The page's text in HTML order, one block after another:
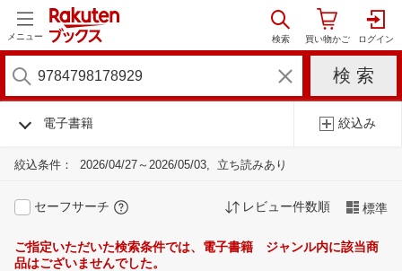
メニュー
電子書籍 絞込み
絞込条件： 2026/04/27～2026/05/03 立ち読みあり
セーフサーチ レビュー件数順 標準
ご指定いただいた検索条件では、電子書籍 ジャンル内に該当商
品はございませんでした。